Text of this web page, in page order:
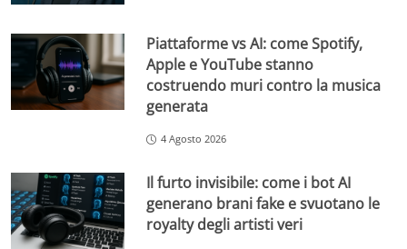
Piattaforme vs AI: come Spotify,
Apple e YouTube stanno
costruendo muri contro la musica
generata
4 Agosto 2026
Il furto invisibile: come i bot AI
generano brani fake e svuotano le
royalty degli artisti veri